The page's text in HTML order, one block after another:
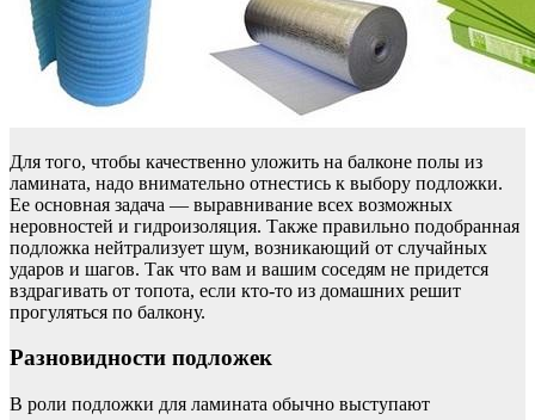
Для того, чтобы качественно уложить на балконе полы из
ламината, надо внимательно отнестись к выбору подложки.
Ее основная задача — выравнивание всех возможных
неровностей и гидроизоляция. Также правильно подобранная
подложка нейтрализует шум, возникающий от случайных
ударов и шагов. Так что вам и вашим соседям не придется
вздрагивать от топота, если кто-то из домашних решит
прогуляться по балкону.
Разновидности подложек
В роли подложки для ламината обычно выступают